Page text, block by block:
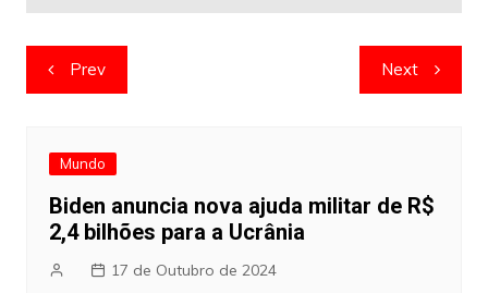
Navegação
de
Prev Next
Mundo
Biden anuncia nova ajuda militar de R$
2,4 bilhões para a Ucrânia
17 de Outubro de 2024